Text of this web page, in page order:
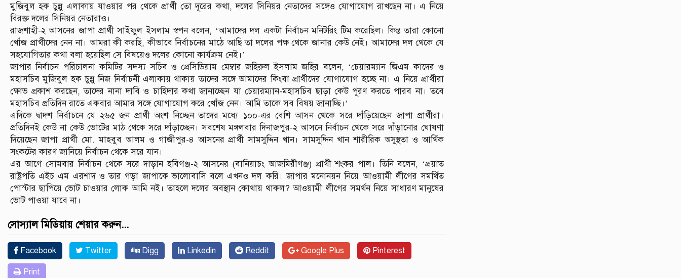
মুজিবুল হক চুন্নু এলাকায় যাওয়ার পর থেকে প্রার্থী তো দূরের কথা, দলের সিনিয়র নেতাদের সঙ্গেও যোগাযোগ রাখছেন না। এ নিয়ে
বিরক্ত দলের সিনিয়র নেতারাও।
রাজশাহী-২ আসনের জাপা প্রার্থী সাইফুল ইসলাম স্বপন বলেন, ‘আমাদের দল একটা নির্বাচন মনিটরিং টিম করেছিল। কিন্ত তারা কোনো
খোঁজ প্রার্থীদের নেন না। আমরা কী করছি, কীভাবে নির্বাচনের মাঠে আছি তা দলের পক্ষ থেকে জানার কেউ নেই। আমাদের দল থেকে যে
সহযোগিতার কথা বলা হয়েছিল সে বিষয়েও দলের কোনো কার্যক্রম নেই।’
জাপার নির্বাচন পরিচালনা কমিটির সদস্য সচিব ও প্রেসিডিয়াম মেম্বার জহিরুল ইসলাম জহির বলেন, ‘চেয়ারম্যান জিএম কাদের ও
মহাসচিব মুজিবুল হক চুন্নু নিজ নির্বাচনী এলাকায় থাকায় তাদের সঙ্গে আমাদের কিংবা প্রার্থীদের যোগাযোগ হচ্ছে না। এ নিয়ে প্রার্থীরা
ক্ষোভ প্রকাশ করছেন, তাদের নানা দাবি ও চাহিদার কথা জানাচ্ছেন যা চেয়ারম্যান-মহাসচিব ছাড়া কেউ পূরণ করতে পারব না। তবে
মহাসচিব প্রতিদিন রাতে একবার আমার সঙ্গে যোগাযোগ করে খোঁজ নেন। আমি তাকে সব বিষয় জানাচ্ছি।’
এদিকে দ্বাদশ নির্বাচনে যে ২৬৫ জন প্রার্থী অংশ নিচ্ছেন তাদের মধ্যে ১০০-এর বেশি আসন থেকে সরে দাঁড়িয়েছেন জাপা প্রার্থীরা।
প্রতিদিনই কেউ না কেউ ভোটের মাঠ থেকে সরে দাঁড়াচ্ছেন। সবশেষ মঙ্গলবার দিনাজপুর-২ আসনে নির্বাচন থেকে সরে দাঁড়ানোর ঘোষণা
দিয়েছেন জাপা প্রার্থী মো. মাহবুব আলম ও গাজীপুর-৪ আসনের প্রার্থী সামসুদ্দিন খান। সামসুদ্দিন খান শারীরিক অসুস্থতা ও আর্থিক
সংকটের কারণ জানিয়ে নির্বাচন থেকে সরে যান।
এর আগে সোমবার নির্বাচন থেকে সরে দাড়ান হবিগঞ্জ-২ আসনের (বানিয়াচং আজমিরীগঞ্জ) প্রার্থী শংকর পাল। তিনি বলেন, ‘প্রয়াত
রাষ্ট্রপতি এইচ এম এরশাদ ও তার গড়া জাপাকে ভালোবাসি বলে এখনও দল করি। জাপার মনোনয়ন নিয়ে আওয়ামী লীগের সমর্থিত
পোস্টার ছাপিয়ে ভোট চাওয়ার লোক আমি নই। তাহলে দলের অবস্থান কোথায় থাকল? আওয়ামী লীগের সমর্থন নিয়ে সাধারণ মানুষের
ভোট পাওয়া যাবে না।
সোস্যাল মিডিয়ায় শেয়ার করুন...
Facebook Twitter Digg Linkedin Reddit Google Plus Pinterest
Print